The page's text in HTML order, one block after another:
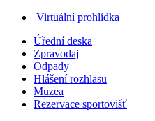
Virtuální prohlídka
Úřední deska
Zpravodaj
Odpady
Hlášení rozhlasu
Muzea
Rezervace sportovišť